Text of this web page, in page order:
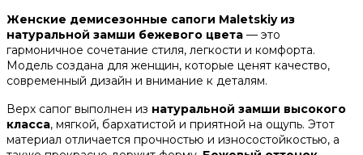
Женские демисезонные сапоги Maletskiy из
натуральной замши бежевого цвета — это
гармоничное сочетание стиля, легкости и комфорта.
Модель создана для женщин, которые ценят качество,
современный дизайн и внимание к деталям.
Верх сапог выполнен из натуральной замши высокого
класса, мягкой, бархатистой и приятной на ощупь. Этот
материал отличается прочностью и износостойкостью, а